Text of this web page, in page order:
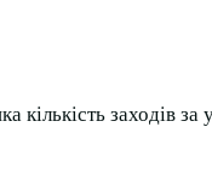
заходів за